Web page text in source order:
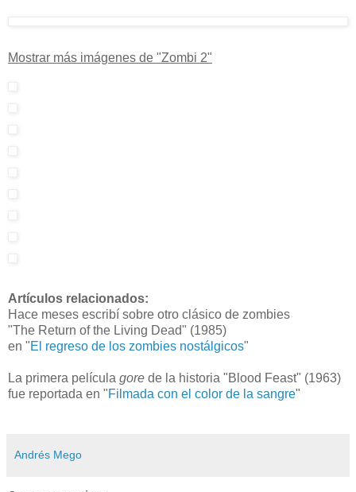
Mostrar más imágenes de "Zombi 2"
Artículos relacionados:
Hace meses escribí sobre otro clásico de zombies
"The Return of the Living Dead" (1985)
en "El regreso de los zombies nostálgicos"
La primera película gore de la historia "Blood Feast" (1963)
fue reportada en "Filmada con el color de la sangre"
Andrés Mego